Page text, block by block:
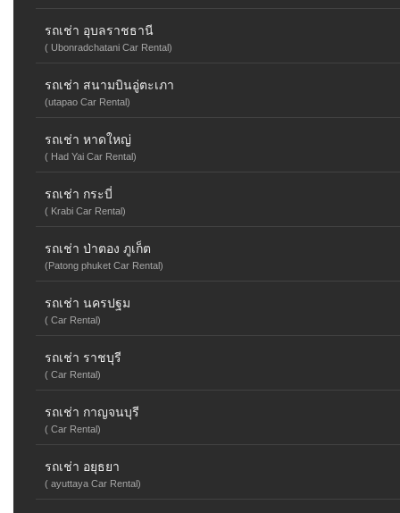
รถเช่า อุบลราชธานี
( Ubonradchatani Car Rental)
รถเช่า สนามบินอู่ตะเภา
(utapao Car Rental)
รถเช่า หาดใหญ่
( Had Yai Car Rental)
รถเช่า กระบี่
( Krabi Car Rental)
รถเช่า ป่าตอง ภูเก็ต
(Patong phuket Car Rental)
รถเช่า นครปฐม
( Car Rental)
รถเช่า ราชบุรี
( Car Rental)
รถเช่า กาญจนบุรี
( Car Rental)
รถเช่า อยุธยา
( ayuttaya Car Rental)